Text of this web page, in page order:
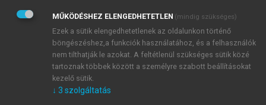
Adatkezelési tájékoztatóbanfoglaltakat tudomásul
veszem és elfogadom.
Általános vásárlási feltételeket, valamint a szotar.netés a
mersz.huoldalak licencszerződéseiben foglaltakat
tudomásul veszem és elfogadom.
KIPRÓBÁLOM
MŰKÖDÉSHEZ ELENGEDHETETLEN (mindig szükséges)
Ezek a sütik elengedhetetlenek az oldalunkon történő
böngészéshez,a funkciók használatához, és a felhasználók
nem tilthatják le azokat. A feltétlenül szükséges sütik közé
tartoznak többek között a személyre szabott beállításokat
kezelő sütik.
↓ 3 szolgáltatás